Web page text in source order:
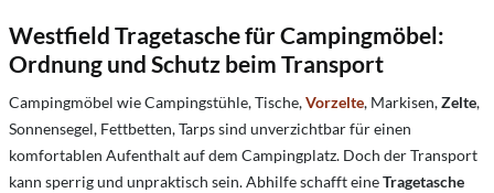
Westfield Tragetasche für Campingmöbel:
Ordnung und Schutz beim Transport
Campingmöbel wie Campingstühle,Tische,Vorzelte, Markisen,Zelte,
Sonnensegel, Fettbetten, Tarps sind unverzichtbar für einen
komfortablen Aufenthalt auf dem Campingplatz. Doch der Transport
kann sperrig und unpraktisch sein.Abhilfe schafft eineTragetasche